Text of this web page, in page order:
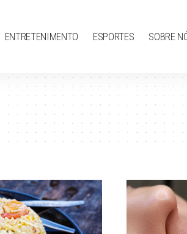
ENTRETENIMENTO ESPORTES SOBRE